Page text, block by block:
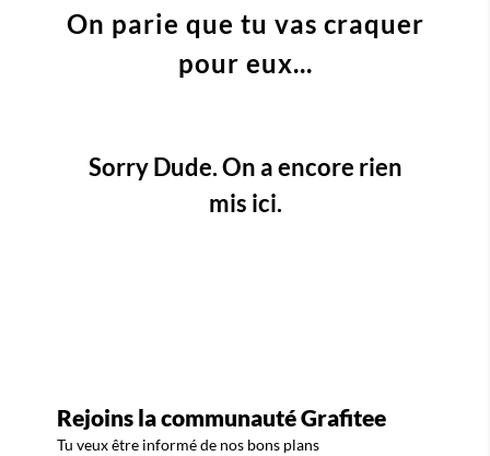
On parie que tu vas craquer
pour eux...
Sorry Dude. On a encore rien
mis ici.
Rejoins la communauté Grafitee
Tu veux être informé de nos bons plans